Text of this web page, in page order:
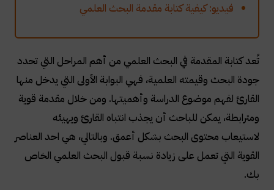
فيديو: كيفية كتابة مقدمة البحث العلمي
تُعد كتابة المقدمة في البحث العلمي من أهم المراحل التي تحدد
جودة البحث وقيمته العلمية، فهي البوابة الأولى التي يدخل منها
القارئ لفهم موضوع الدراسة وأهميتها. ومن خلال مقدمة قوية
ومترابطة، يمكن للباحث أن يجذب انتباه القارئ ويهيئه
لاستيعاب محتوى البحث بشكل أعمق. وبالتالي، هي احد العناصر
القوية التي تعمل على زيادة نسبة قبول البحث العلمي الخاص
بك.